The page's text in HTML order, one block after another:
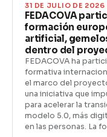
31 DE JULIO DE 2026
FEDACOVA
formación
artificial,
dentro del
FEDACOVA ha
formativa
el marco del
una iniciativa que
para acelerar la
modelo 5.0, más
en las personas. La